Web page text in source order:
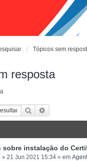
Tópicos sem
resposta
Pesquisar
sobre instalação do
» 21 Jun 2021 15:34 » em